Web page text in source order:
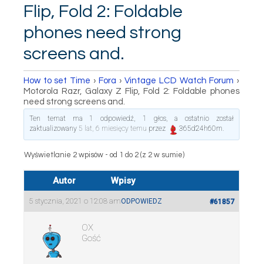
Flip, Fold 2: Foldable
phones need strong
screens and.
How to set Time › Fora › Vintage LCD Watch Forum ›
Motorola Razr, Galaxy Z Flip, Fold 2: Foldable phones
need strong screens and.
Ten temat ma 1 odpowiedź, 1 głos, a ostatnio został
zaktualizowany 5 lat, 6 miesięcy temu przez 365d24h60m.
Wyświetlanie 2 wpisów - od 1 do 2 (z 2 w sumie)
Autor Wpisy
5 stycznia, 2021 o 12:08 am #61857
ODPOWIEDZ
OX
Gość